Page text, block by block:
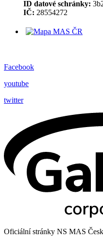
ID datové schránky:
IČ: 28554272
Facebook
youtube
twitter
Oficiální stránky NS MAS